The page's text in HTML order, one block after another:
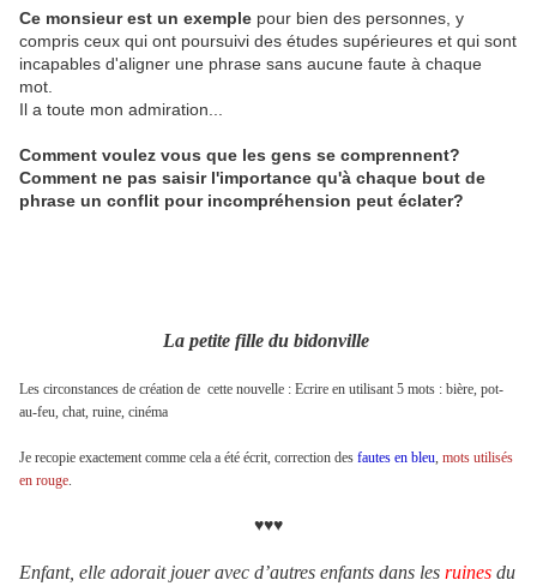
Ce monsieur est un exemple pour bien des personnes, y
compris ceux qui ont poursuivi des études supérieures et qui sont
incapables d'aligner une phrase sans aucune faute à chaque
mot.
Il a toute mon admiration...
Comment voulez vous que les gens se comprennent?
Comment ne pas saisir l'importance qu'à chaque bout de
phrase un conflit pour incompréhension peut éclater?
La petite fille du bidonville
Les circonstances de création de cette nouvelle : Ecrire en utilisant 5 mots : bière, pot-
au-feu, chat, ruine, cinéma
Je recopie exactement comme cela a été écrit, correction des fautes en bleu, mots utilisés
en rouge.
♥♥♥
Enfant, elle adorait jouer avec d’autres enfants dans les ruines du